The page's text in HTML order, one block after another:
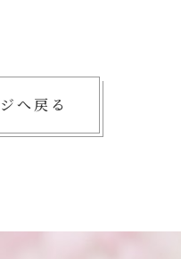
へ戻る